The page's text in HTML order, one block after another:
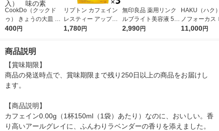
CookDo（クックド
ゥ） きょうの大皿 豚
バラなす用 100g
400円
リプトン カフェイン
レスティー アップル
ハニー ティーバッグ
1,780円
無印良品 薬用リンク
ルブライト美容液 50
mL 良品計画
2,990円
HAKU（ハ
ノフォーカ
5ｇ 資生堂
11,000円
商品説明
【賞味期限】
商品の発送時点で、賞味期限まで残り250日以上の商品をお届けし
ます。
【商品説明】
カフェイン0.00g（1杯150ml（1袋）あたり）なのに、おいしい。香
り高いアールグレイに、ふんわりラベンダーの香りを添えました。